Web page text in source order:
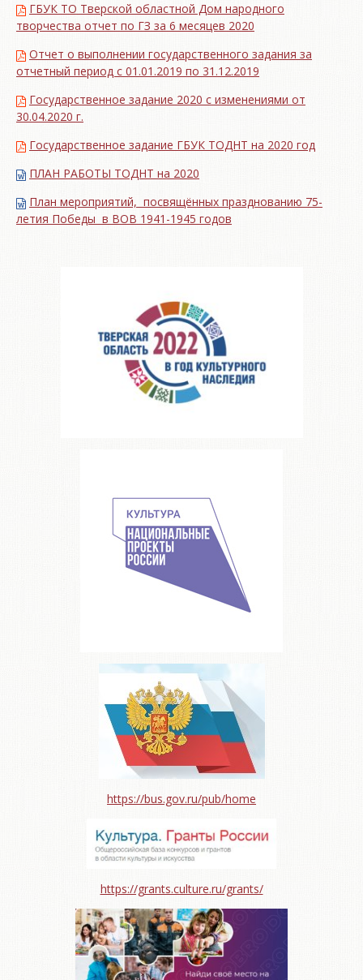
ГБУК ТО Тверской областной Дом народного
творчества отчет по ГЗ за 6 месяцев 2020
Отчет о выполнении государственного задания за
отчетный период с 01.01.2019 по 31.12.2019
Государственное задание 2020 с изменениями от
30.04.2020 г.
Государственное задание ГБУК ТОДНТ на 2020 год
ПЛАН РАБОТЫ ТОДНТ на 2020
План мероприятий, посвящённых празднованию 75-
летия Победы в ВОВ 1941-1945 годов
https://bus.gov.ru/pub/home
https://grants.culture.ru/grants/